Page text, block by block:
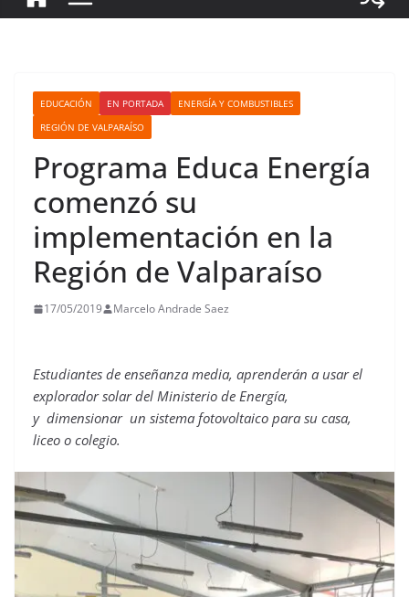
EDUCACIÓN EN PORTADA
ENERGÍA Y COMBUSTIBLES
REGIÓN DE VALPARAÍSO
Programa Educa Energía
comenzó su
implementación en la
Región de Valparaíso
17/05/2019 Marcelo Andrade Saez
Estudiantes de enseñanza media, aprenderán a usar el
explorador solar del Ministerio de Energía,
y dimensionar un sistema fotovoltaico para su casa,
liceo o colegio.